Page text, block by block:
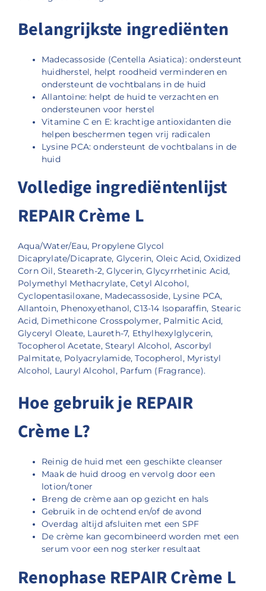
Belangrijkste ingrediënten
Madecassoside (Centella Asiatica): ondersteunt
huidherstel, helpt roodheid verminderen en
ondersteunt de vochtbalans in de huid
Allantoïne: helpt de huid te verzachten en
ondersteunen voor herstel
Vitamine C en E: krachtige antioxidanten die
helpen beschermen tegen vrij radicalen
Lysine PCA: ondersteunt de vochtbalans in de
huid
Volledige ingrediëntenlijst
REPAIR Crème L
Aqua/Water/Eau, Propylene Glycol
Dicaprylate/Dicaprate, Glycerin, Oleic Acid, Oxidized
Corn Oil, Steareth-2, Glycerin, Glycyrrhetinic Acid,
Polymethyl Methacrylate, Cetyl Alcohol,
Cyclopentasiloxane, Madecassoside, Lysine PCA,
Allantoin, Phenoxyethanol, C13-14 Isoparaffin, Stearic
Acid, Dimethicone Crosspolymer, Palmitic Acid,
Glyceryl Oleate, Laureth-7, Ethylhexylglycerin,
Tocopherol Acetate, Stearyl Alcohol, Ascorbyl
Palmitate, Polyacrylamide, Tocopherol, Myristyl
Alcohol, Lauryl Alcohol, Parfum (Fragrance).
Hoe gebruik je REPAIR
Crème L?
Reinig de huid met een geschikte cleanser
Maak de huid droog en vervolg door een
lotion/toner
Breng de crème aan op gezicht en hals
Gebruik in de ochtend en/of de avond
Overdag altijd afsluiten met een SPF
De crème kan gecombineerd worden met een
serum voor een nog sterker resultaat
Renophase REPAIR Crème L